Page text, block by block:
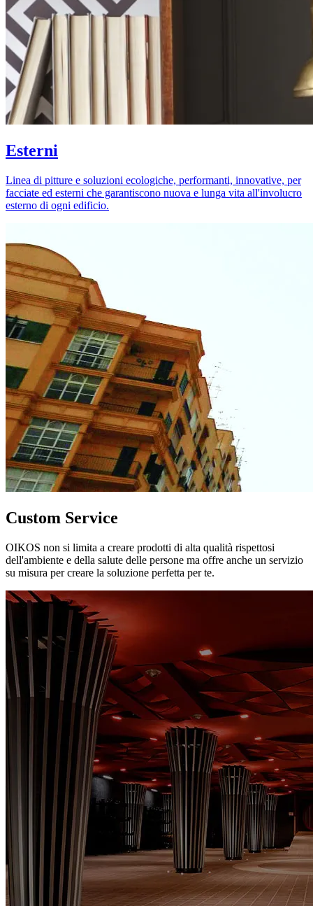
Esterni
Linea di pitture e soluzioni ecologiche, performanti, innovative, per
facciate ed esterni che garantiscono nuova e lunga vita all'involucro
esterno di ogni edificio.
Custom Service
OIKOS non si limita a creare prodotti di alta qualità rispettosi
dell'ambiente e della salute delle persone ma offre anche un servizio
su misura per creare la soluzione perfetta per te.